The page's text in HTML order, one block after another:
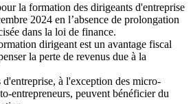
la formation des dirigeants d'entreprise
2024 en l’absence de prolongation
dans la loi de finance.
dirigeant est un avantage fiscal
la perte de revenus due à la
d'entreprise, à l'exception des micro-
entrepreneurs, peuvent bénéficier du